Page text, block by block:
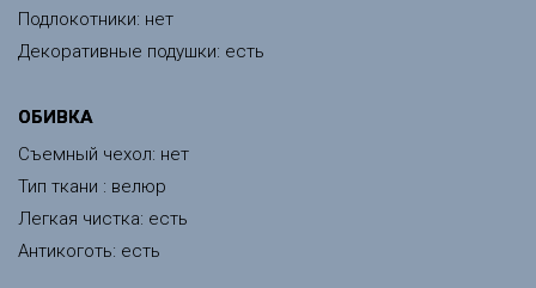
Подлокотники: нет
Декоративные подушки: есть
ОБИВКА
Съемный чехол: нет
Тип ткани : велюр
Легкая чистка: есть
Антикоготь: есть